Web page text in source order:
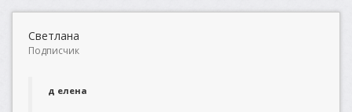
Светлана
Подписчик
д елена